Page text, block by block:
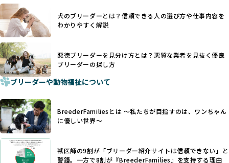
利優先の「悪徳ブリーダー」が含まれるリスクが高まりま
す。
BreederFamiliesでは、ワンちゃんを大切にする「優良ブリ
ーダー」のみを紹介するために、法令を超えた独自の基準を
設け、ブリーダーの理念や飼育環境の厳格なチェックを行っ
ています。
一部の営利優先のブリーディングでは、母犬の出産負担を考
えずに大量繁殖が行われ、親犬が心身ともに疲弊するケース
が見られます。さらに、コストカットのために食事を減らし
たり、栄養のない食事を与える、適切な健康管理が行われな
いなど、ワンちゃんの健康と福祉が犠牲にされることも少な
くありません。
また、健康リスクが予測しづらいミックス犬の繁殖や、愛情
一方、営利優先ブリーダーでは「見た目が良く売れやすい」
ことを理由に断尾や断耳を行うことがあり、中には麻酔なし
で処置するケースも見受けられます。
「耳やしっぽを切らない」詳細はこちら
犬種ごとに異なる健康リスクや育て方のポイントを理解し、
適切に対応するためには、深い知識と豊富な経験が欠かせま
せん。現在、犬種は200種類以上あり、それぞれに特有の健康
たとえば、パグは呼吸器系のトラブルを抱えやすく、ラブラ
ドール・レトリバーには股関節形成不全への注意が必要で
す。このような犬種ごとの違いを熟知し、適切なケアを提供
できるかどうかは、ブリーダーの専門性に大きく関わりま
す。
優良ブリーダーは、少数の犬種（一般的に3種以内）に絞って
犬のブリーダーとは？信頼できる人の選び方や仕事内容を
わかりやすく解説
悪徳ブリーダーを見分け方とは？悪質な業者を見抜く優良
ブリーダーの探し方
ブリーダーや動物福祉について
BreederFamiliesとは 〜私たちが目指すのは、ワンちゃん
に優しい世界〜
獣医師の9割が「ブリーダー紹介サイトは信頼できない」と
警鐘。一方で8割が『BreederFamilies』を支持する理由